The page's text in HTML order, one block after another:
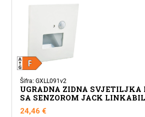
Šifra: GXLL091v2
UGRADNA ZIDNA SVJETILJKA
SA SENZOROM JACK
24,46€